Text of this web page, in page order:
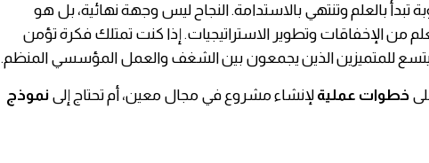
بالعلم وتنتهي بالاستدامة. النجاح ليس وجهة نهائية، بل هو
من الإخفاقات وتطوير الاستراتيجيات. إذا كنت تمتلك فكرة تؤمن
يتسع للمتميزين الذين يجمعون بين الشغف والعمل المؤسسي المنظم.
خطوات عملية لإنشاء مشروع في مجال معين، أم تحتاج إلىنموذج